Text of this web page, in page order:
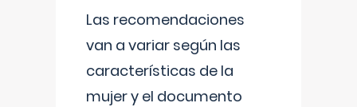
Las recomendaciones
van a variar según las
características de la
mujer y el documento